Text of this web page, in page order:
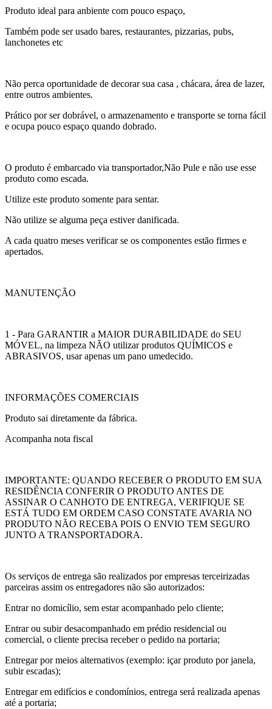
Produto ideal para anbiente com pouco espaço,
Também pode ser usado bares, restaurantes, pizzarias, pubs,
lanchonetes etc
Não perca oportunidade de decorar sua casa , chácara, área de lazer,
entre outros ambientes.
Prático por ser dobrável, o armazenamento e transporte se torna fácil
e ocupa pouco espaço quando dobrado.
O produto é embarcado via transportador,Não Pule e não use esse
produto como escada.
Utilize este produto somente para sentar.
Não utilize se alguma peça estiver danificada.
A cada quatro meses verificar se os componentes estão firmes e
apertados.
MANUTENÇÃO
1 - Para GARANTIR a MAIOR DURABILIDADE do SEU
MÓVEL, na limpeza NÃO utilizar produtos QUÍMICOS e
ABRASIVOS, usar apenas um pano umedecido.
INFORMAÇÕES COMERCIAIS
Produto sai diretamente da fábrica.
Acompanha nota fiscal
IMPORTANTE: QUANDO RECEBER O PRODUTO EM SUA
RESIDÊNCIA CONFERIR O PRODUTO ANTES DE
ASSINAR O CANHOTO DE ENTREGA, VERIFIQUE SE
ESTÁ TUDO EM ORDEM CASO CONSTATE AVARIA NO
PRODUTO NÃO RECEBA POIS O ENVIO TEM SEGURO
JUNTO A TRANSPORTADORA.
Os serviços de entrega são realizados por empresas terceirizadas
parceiras assim os entregadores não são autorizados:
Entrar no domicílio, sem estar acompanhado pelo cliente;
Entrar ou subir desacompanhado em prédio residencial ou
comercial, o cliente precisa receber o pedido na portaria;
Entregar por meios alternativos (exemplo: içar produto por janela,
subir escadas);
Entregar em edifícios e condomínios, entrega será realizada apenas
até a portaria;